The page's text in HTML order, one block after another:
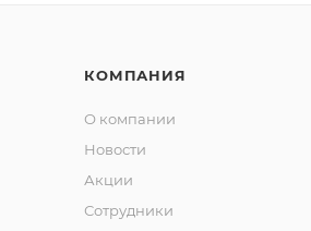
КОМПАНИЯ
О компании
Новости
Акции
Сотрудники